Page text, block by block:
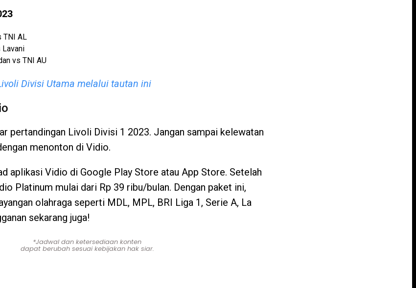
TNI AL
Lavani
vs TNI AU
Divisi Utama melalui tautan ini
pertandingan Livoli Divisi 1 2023. Jangan sampai kelewatan
menonton di Vidio.
aplikasi Vidio di Google Play Store atau App Store. Setelah
Platinum mulai dari Rp 39 ribu/bulan. Dengan paket ini,
olahraga seperti MDL, MPL, BRI Liga 1, Serie A, La
sekarang juga!
*Jadwal dan ketersediaan konten
dapat berubah sesuai kebijakan hak siar.